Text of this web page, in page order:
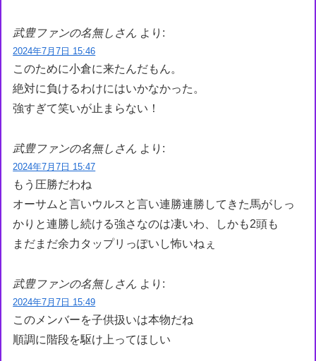
武豊ファンの名無しさん より:
2024年7月7日 15:46
このために小倉に来たんだもん。
絶対に負けるわけにはいかなかった。
強すぎて笑いが止まらない！
武豊ファンの名無しさん より:
2024年7月7日 15:47
もう圧勝だわね
オーサムと言いウルスと言い連勝連勝してきた馬がしっ
かりと連勝し続ける強さなのは凄いわ、しかも2頭も
まだまだ余力タップリっぽいし怖いねぇ
武豊ファンの名無しさん より:
2024年7月7日 15:49
このメンバーを子供扱いは本物だね
順調に階段を駆け上ってほしい